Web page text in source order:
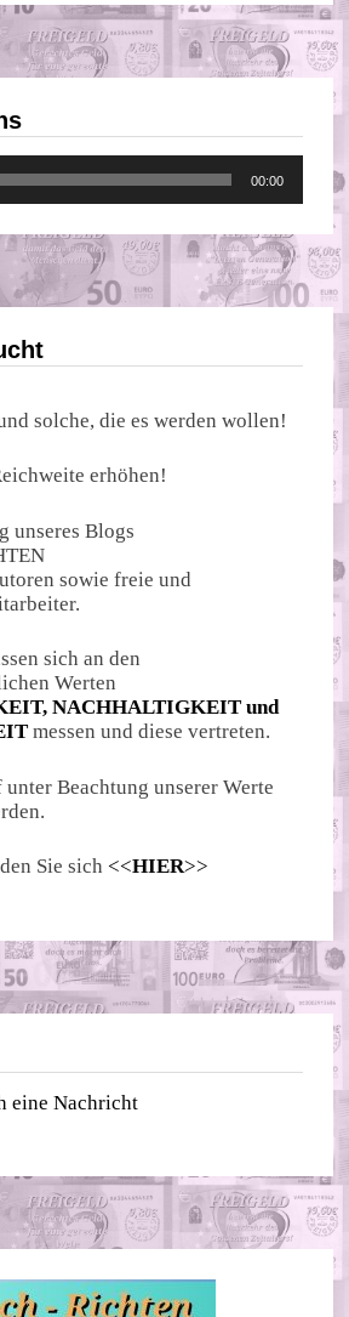
00:00
solche, die es werden wollen!
erhöhen!
unseres Blogs
sowie freie und
sich an den
Werten
NACHHALTIGKEIT und
messen und diese vertreten.
unter Beachtung unserer Werte
Sie sich <<HIER>>
eine Nachricht